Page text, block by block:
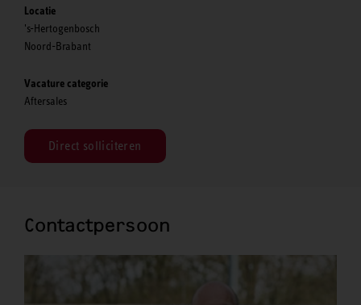
Locatie
's-Hertogenbosch
Noord-Brabant
Vacature categorie
Aftersales
Direct solliciteren
Contactpersoon